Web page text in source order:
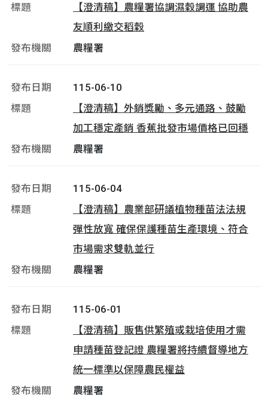
【澄清稿】農糧署協調濕穀調運 協助農
友順利繳交稻穀
農糧署
115-06-10
【澄清稿】外銷獎勵、多元通路、鼓勵
加工穩定產銷 香蕉批發市場價格已回穩
農糧署
115-06-04
【澄清稿】農業部研議植物種苗法法規
彈性放寬 確保保護種苗生產環境、符合
市場需求雙軌並行
農糧署
115-06-01
【澄清稿】販售供繁殖或栽培使用才需
申請種苗登記證 農糧署將持續督導地方
統一標準以保障農民權益
農糧署